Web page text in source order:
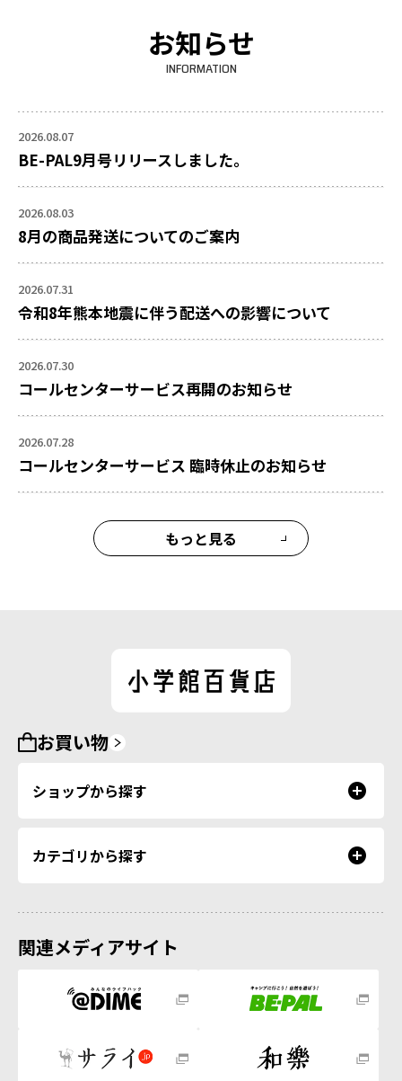
お知らせ
INFORMATION
2026.08.07
BE-PAL9月号リリースしました。
2026.08.03
8月の商品発送についてのご案内
2026.07.31
令和8年熊本地震に伴う配送への影響について
2026.07.30
コールセンターサービス再開のお知らせ
2026.07.28
コールセンターサービス 臨時休止のお知らせ
もっと見る
お買い物
ショップから探す
カテゴリから探す
関連メディアサイト